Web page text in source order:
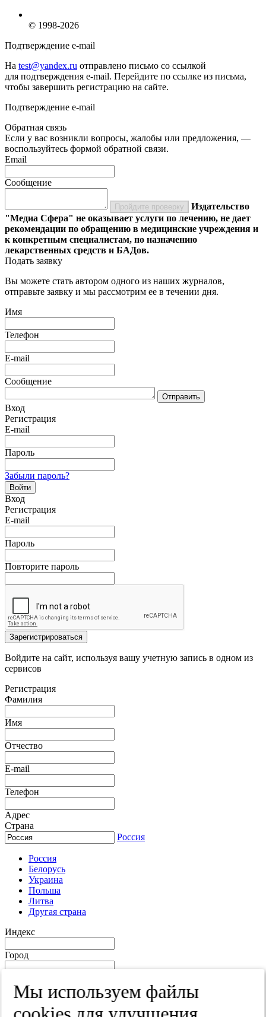
© 1998-2026
Подтверждение e-mail
На test@yandex.ru отправлено письмо со ссылкой
для подтверждения e-mail. Перейдите по ссылке из письма,
чтобы завершить регистрацию на сайте.
Подтверждение e-mail
Обратная связь
Если у вас возникли вопросы, жалобы или предложения, —
воспользуйтесь формой обратной связи.
Email
Сообщение
Пройдите проверку
Издательство
"Медиа Сфера" не оказывает услуги по лечению, не дает
рекомендации по обращению в медицинские учреждения и
к конкретным специалистам, по назначению
лекарственных средств и БАДов.
Подать заявку
Вы можете стать автором одного из наших журналов,
отправьте заявку и мы рассмотрим ее в течении дня.
Имя
Телефон
E-mail
Сообщение
Отправить
Вход
Регистрация
E-mail
Пароль
Забыли пароль?
Войти
Вход
Регистрация
E-mail
Пароль
Повторите пароль
Зарегистрироваться
Войдите на сайт, используя вашу учетную запись в одном из
сервисов
Регистрация
Фамилия
Имя
Отчество
E-mail
Телефон
Адрес
Страна
Россия
Россия
Белорусь
Украина
Польша
Литва
Другая страна
Индекс
Город
Улица
Мы используем файлы